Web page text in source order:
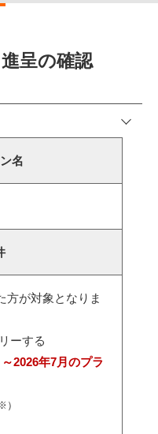
呈の確認
名
方が対象となりま
ーする
2026年7月のプラ
）